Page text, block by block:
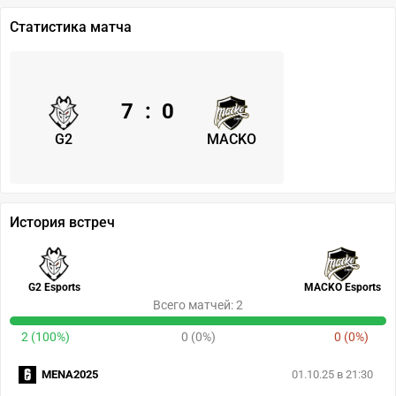
Статистика матча
G2 MACKO
7 : 0
История встреч
G2 Esports MACKO Esports
Всего матчей: 2
2 (100%) 0 (0%) 0 (0%)
01.10.25 в 21:30
MENA2025